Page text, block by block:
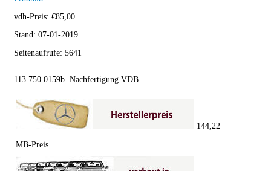
vdh-Preis: €85,00
Stand: 07-01-2019
Seitenaufrufe: 5641
113 750 0159b Nachfertigung VDB
MB-Preis
144,22